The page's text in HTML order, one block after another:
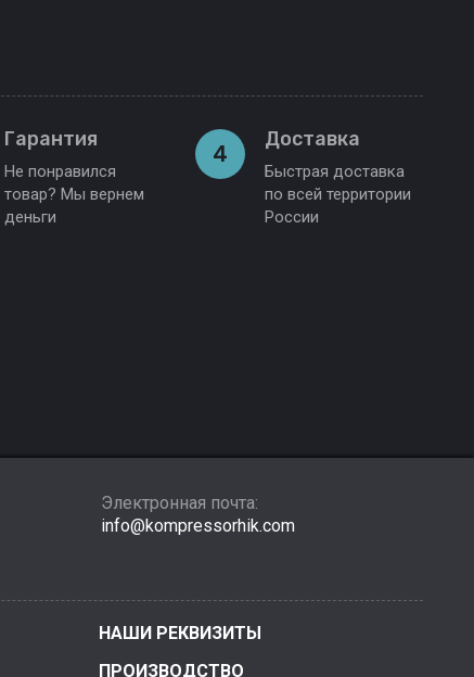
Гарантия
Не понравился
товар? Мы вернем
деньги
4
Доставка
Быстрая доставка
по всей территории
России
Электронная почта:
info@kompressorhik.com
НАШИ РЕКВИЗИТЫ
ПРОИЗВОДСТВО